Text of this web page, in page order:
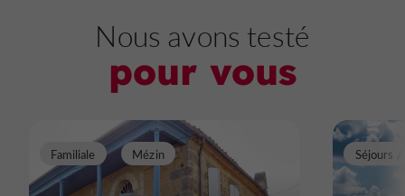
Nous avons testé
pour vous
Familiale Mézin Séjours /